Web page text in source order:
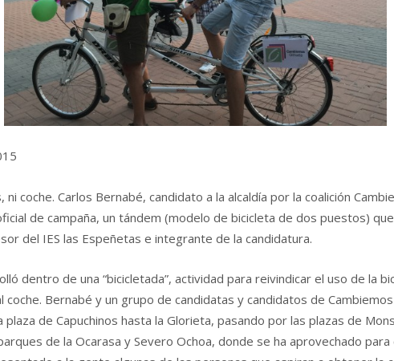
ni coche. Carlos Bernabé, candidato a la alcaldía por la coalición
de campaña, un tándem (modelo de bicicleta de dos puestos)
del IES las Espeñetas e integrante de la candidatura.
dentro de una “bicicletada”, actividad para reivindicar el uso de la
coche. Bernabé y un grupo de candidatas y candidatos de
de Capuchinos hasta la Glorieta, pasando por las plazas de
de la Ocarasa y Severo Ochoa, donde se ha aprovechado